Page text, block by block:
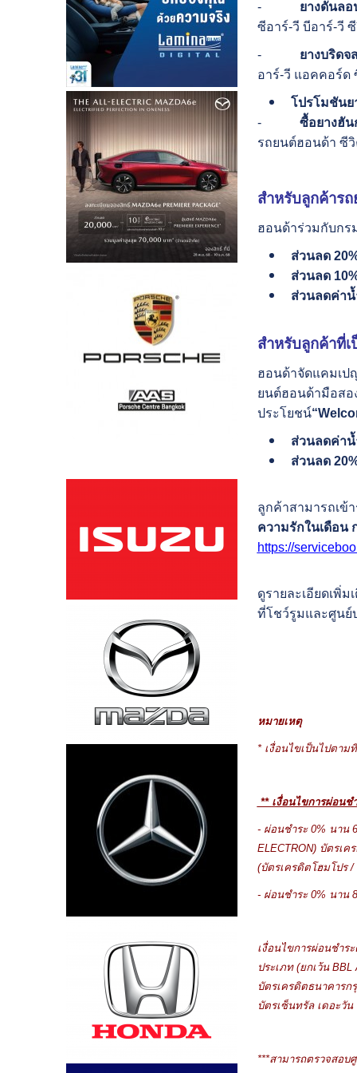
- ยางดันลอ
ซีอาร์-วี บีอาร์-วี
- ยางบริดจ
อาร์-วี แอคคอร์ด
โปรโมชันย
- ซื้อยางฮั
รถยนต์ฮอนด้า ซี
สำหรับลูกค้าร
ฮอนด้าร่วมกับก
ส่วนลด 20
ส่วนลด 10
ส่วนลดค่า
สำหรับลูกค้าที่
ฮอนด้าจัดแคมเ
ยนต์ฮอนด้ามือสอ
ประโยชน์
ส่วนลดค่า
ส่วนลด
ลูกค้าสามารถเข้
ความรักในเดือน
https://
ดูรายละเอียดเพิ่
ที่โชว์รูมและศูนย์
หมายเหตุ
* เงื่อนไขเป็นไปตาม
** เงื่อนไขการผ่อนช
- ผ่อนชำระ 0% นาน
ELECTRON) บัตรเ
(บัตรเครดิตโฮมโปร
- ผ่อนชำระ 0% นาน
เงื่อนไขการผ่อนชำร
ประเภท (ยกเว้น
บัตรเครดิตธนาคารก
บัตรเซ็นทรัล เดอะวั
***สามารถตรวจสอบ